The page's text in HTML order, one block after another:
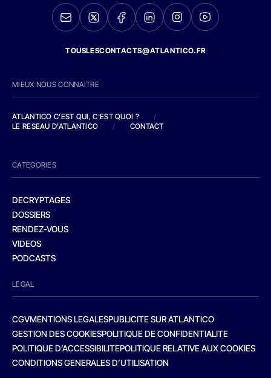
TOUSLESCONTACTS@ATLANTICO.FR
MIEUX NOUS CONNAITRE
ATLANTICO C'EST QUI, C'EST QUOI ?
/
LE RESEAU D'ATLANTICO
/ CONTACT
CATEGORIES
DECRYPTAGES
DOSSIERS
RENDEZ-VOUS
VIDEOS
PODCASTS
LEGAL
CGVMENTIONS LEGALESPUBLICITE SUR ATLANTICO
GESTION DES COOKIESPOLITIQUE DE CONFIDENTIALITE
POLITIQUE D’ACCESSIBILITEPOLITIQUE RELATIVE AUX COOKIES
CONDITIONS GENERALES D’UTILISATION